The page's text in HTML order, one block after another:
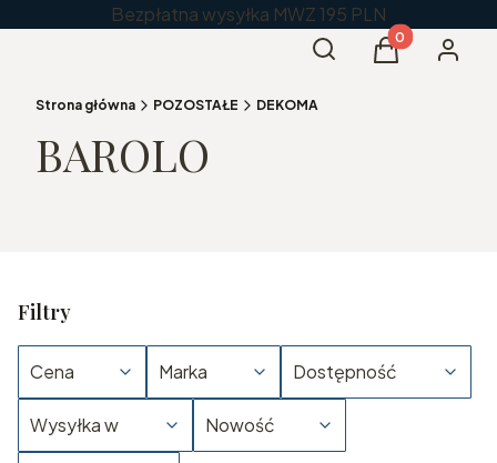
Bezpłatna wysyłka MWZ 195 PLN
Otwórz wyszukiwarkę
SzukajProdukty w
Koszyk
Strona główna POZOSTAŁE DEKOMA
BAROLO
Filtry
Cena Marka Dostępność
Wysyłka w Nowość